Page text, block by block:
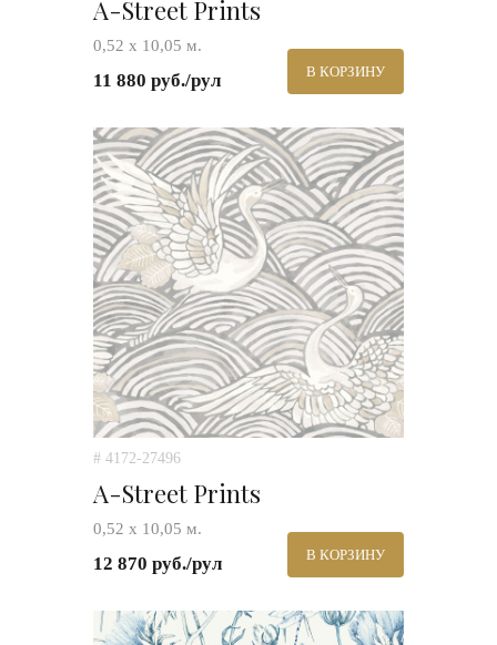
A-Street Prints
0,52 х 10,05 м.
11 880 руб./рул В КОРЗИНУ
# 4172-27496
A-Street Prints
0,52 х 10,05 м.
12 870 руб./рул В КОРЗИНУ